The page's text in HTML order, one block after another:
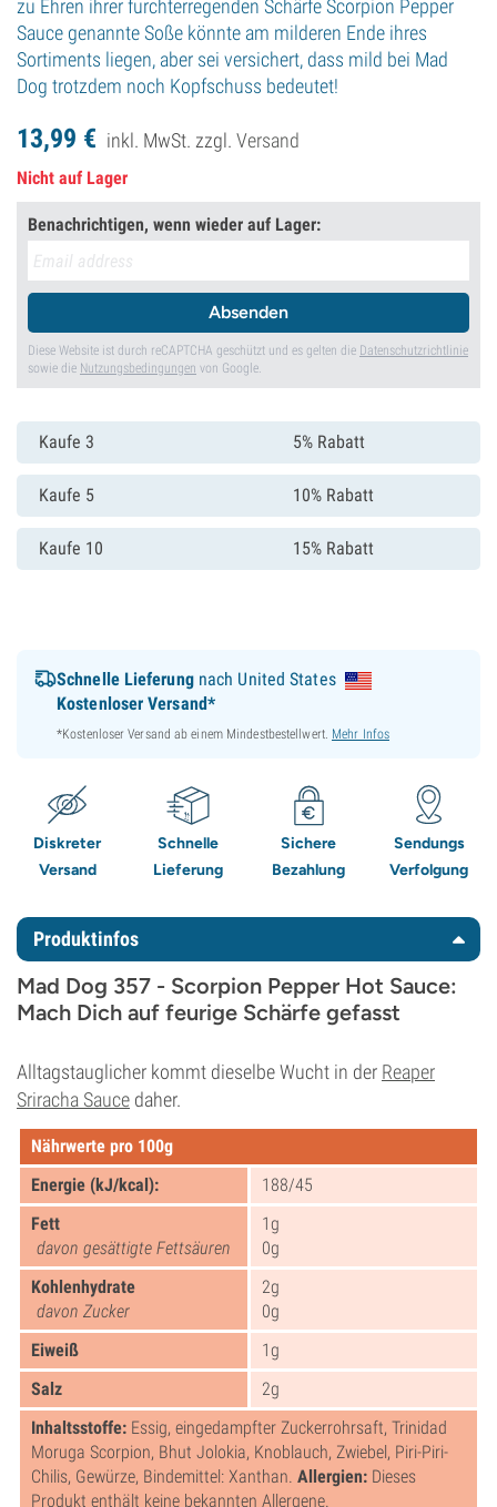
zu Ehren ihrer furchterregenden Schärfe Scorpion Pepper
Sauce genannte Soße könnte am milderen Ende ihres
Sortiments liegen, aber sei versichert, dass mild bei Mad
Dog trotzdem noch Kopfschuss bedeutet!
13,99 € inkl. MwSt. zzgl. Versand
Nicht auf Lager
Benachrichtigen, wenn wieder auf Lager:
Absenden
Diese Website ist durch reCAPTCHA geschützt und es gelten die Datenschutzrichtlinie
sowie die Nutzungsbedingungen von Google.
Kaufe 3 5% Rabatt
Kaufe 5 10% Rabatt
Kaufe 10 15% Rabatt
Schnelle Lieferungnach United States
Kostenloser Versand*
*Kostenloser Versand ab einem Mindestbestellwert. Mehr Infos
Diskreter
Versand
Schnelle
Lieferung
Sichere
Bezahlung
Sendungs
Verfolgung
Produktinfos
Mad Dog 357 - Scorpion Pepper Hot Sauce:
Mach Dich auf feurige Schärfe gefasst
Alltagstauglicher kommt dieselbe Wucht in der Reaper
Sriracha Sauce daher.
Nährwerte pro 100g
Energie (kJ/kcal):
188/45
Fett
davon gesättigte Fettsäuren
1g
0g
Kohlenhydrate
davon Zucker
2g
0g
Eiweiß
1g
Salz
2g
Inhaltsstoffe: Essig, eingedampfter Zuckerrohrsaft, Trinidad
Moruga Scorpion, Bhut Jolokia, Knoblauch, Zwiebel, Piri-Piri-
Chilis, Gewürze, Bindemittel: Xanthan. Allergien: Dieses
Produkt enthält keine bekannten Allergene.